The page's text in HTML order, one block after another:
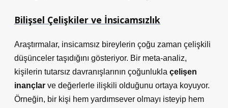
Bilişsel Çelişkiler ve İnsicamsızlık
Araştırmalar, insicamsız bireylerin çoğu zaman çelişkili
düşünceler taşıdığını gösteriyor. Bir meta-analiz,
kişilerin tutarsız davranışlarının çoğunlukla çelişen
inançlar ve değerlerle ilişkili olduğunu ortaya koyuyor.
Örneğin, bir kişi hem yardımsever olmayı isteyip hem